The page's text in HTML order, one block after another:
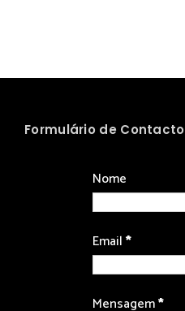
Formulário de Contacto
Nome
Email*
Mensagem*